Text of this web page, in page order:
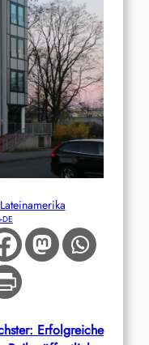
Lateinamerika
DE
Erfolgreiche